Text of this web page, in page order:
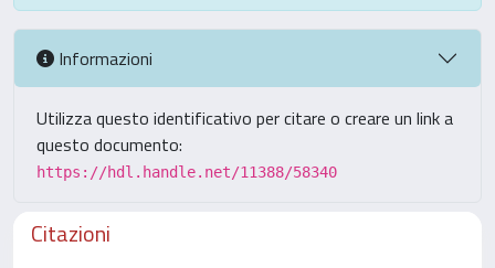
Informazioni
Utilizza questo identificativo per citare o creare un link a
questo documento:
https://hdl.handle.net/11388/58340
Citazioni